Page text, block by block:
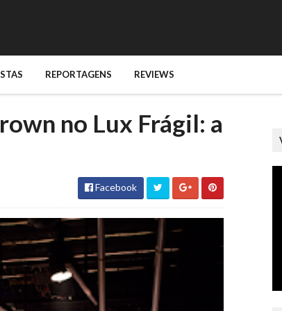
REPORTAGENS REVIEWS
no Lux Frágil: a
Facebook